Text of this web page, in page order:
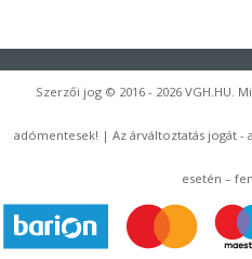
Szerzői jog © 2016 - 2026 VGH.HU.
adómentesek! | Az árváltoztatás jogát
esetén –